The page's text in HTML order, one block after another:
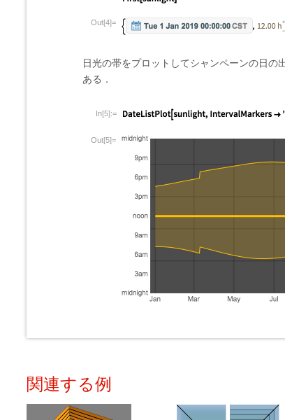
Out[4]=
日光の帯をプロットしてシャンペーンの日
ある．
In[5]:=
Out[5]=
関連する例